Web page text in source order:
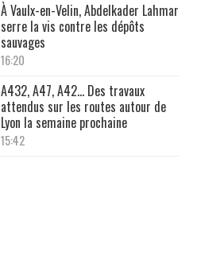
À Vaulx-en-Velin, Abdelkader Lahmar
serre la vis contre les dépôts
sauvages
16:20
A432, A47, A42… Des travaux
attendus sur les routes autour de
Lyon la semaine prochaine
15:42